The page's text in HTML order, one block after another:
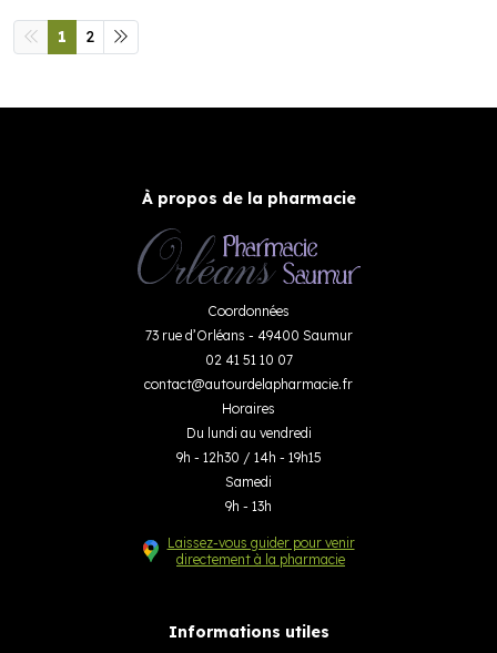
1 2
À propos de la pharmacie
Coordonnées
73 rue d’Orléans - 49400 Saumur
02 41 51 10 07
contact@autourdelapharmacie.fr
Horaires
Du lundi au vendredi
9h - 12h30 / 14h - 19h15
Samedi
9h - 13h
Laissez-vous guider pour venir
directement à la pharmacie
Informations utiles